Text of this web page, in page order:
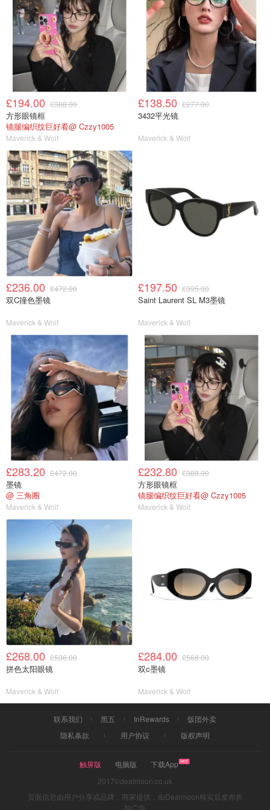
£194.00 £388.00
方形眼镜框
镜腿编织纹巨好看@ Czzy1005
Maverick & Wolf
£138.50 £277.00
3432平光镜
Maverick & Wolf
£236.00 £472.00
双C撞色墨镜
Maverick & Wolf
£197.50 £395.00
Saint Laurent SL M3墨镜
Maverick & Wolf
£283.20 £472.00
墨镜
@ 三角圈
Maverick & Wolf
£232.80 £388.00
方形眼镜框
镜腿编织纹巨好看@ Czzy1005
Maverick & Wolf
£268.00 £536.00
拼色太阳眼镜
Maverick & Wolf
£284.00 £568.00
双c墨镜
Maverick & Wolf
联系我们 黑五 InRewards
饭团外卖
隐私条款
用户协议 版权声明
触屏版 电脑版
下载App
2017©dealmoon.co.uk
页面信息由用户分享或品牌、商家提供，由Dealmoon核实后发布折
扣广告